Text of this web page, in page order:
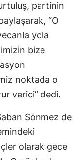
partinin
“O
yola
bize
noktada o
verici” dedi.
Sönmez de
olarak gece